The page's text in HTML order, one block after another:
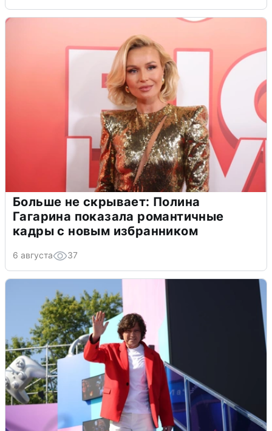
Больше не скрывает: Полина
Гагарина показала романтичные
кадры с новым избранником
6 августа 37